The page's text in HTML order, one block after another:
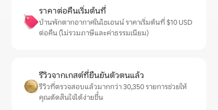
ราคาต่อคืนเริ่มต้นที่
บ้านพักตากอากาศในไชเอนน์ ราคาเริ่มต้นที่ $10 USD
ต่อคืน (ไม่รวมภาษีและค่าธรรมเนียม)
รีวิวจากเกสต์ที่ยืนยันตัวตนแล้ว
รีวิวที่ตรวจสอบแล้วมากกว่า 30,350 รายการช่วยให้
คุณตัดสินใจได้ง่ายขึ้น